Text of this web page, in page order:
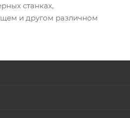
станках,
и другом различном